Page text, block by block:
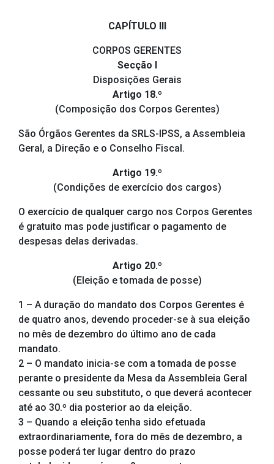
CAPÍTULO III
CORPOS GERENTES
Secção I
Disposições Gerais
Artigo 18.º
(Composição dos Corpos Gerentes)
São Órgãos Gerentes da SRLS-IPSS, a Assembleia
Geral, a Direção e o Conselho Fiscal.
Artigo 19.º
(Condições de exercício dos cargos)
O exercício de qualquer cargo nos Corpos Gerentes
é gratuito mas pode justificar o pagamento de
despesas delas derivadas.
Artigo 20.º
(Eleição e tomada de posse)
1 – A duração do mandato dos Corpos Gerentes é
de quatro anos, devendo proceder-se à sua eleição
no mês de dezembro do último ano de cada
mandato.
2 – O mandato inicia-se com a tomada de posse
perante o presidente da Mesa da Assembleia Geral
cessante ou seu substituto, o que deverá acontecer
até ao 30.º dia posterior ao da eleição.
3 – Quando a eleição tenha sido efetuada
extraordinariamente, fora do mês de dezembro, a
posse poderá ter lugar dentro do prazo